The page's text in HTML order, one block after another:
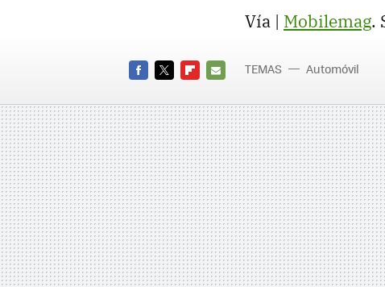
Vía | Mobilemag.
MAIL
TEMAS Automóvil